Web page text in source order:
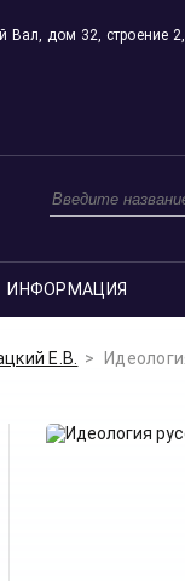
Вал, дом 32, строение
ИНФОРМАЦИЯ
Е.В.